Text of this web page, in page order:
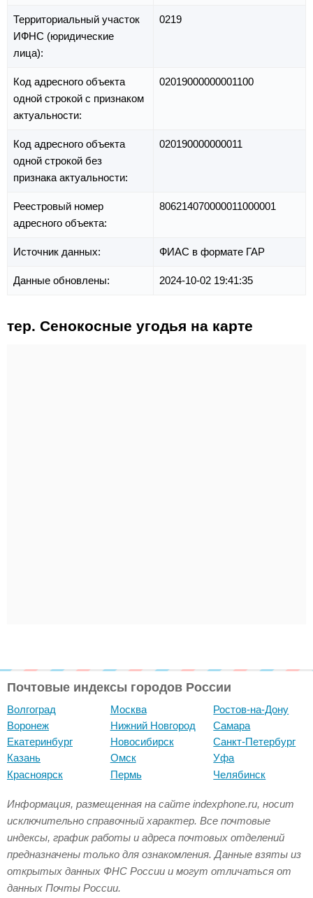
Территориальный участок
ИФНС (юридические
лица):
0219
Код адресного объекта
одной строкой с признаком
актуальности:
02019000000001100
Код адресного объекта
одной строкой без
признака актуальности:
020190000000011
Реестровый номер
адресного объекта:
806214070000011000001
Источник данных: ФИАС в формате ГАР
Данные обновлены: 2024-10-02 19:41:35
тер. Сенокосные угодья на карте
Почтовые индексы городов России
Волгоград
Воронеж
Екатеринбург
Казань
Красноярск
Москва
Нижний Новгород
Новосибирск
Омск
Пермь
Ростов-на-Дону
Самара
Санкт-Петербург
Уфа
Челябинск
Информация, размещенная на сайте indexphone.ru, носит
исключительно справочный характер. Все почтовые
индексы, график работы и адреса почтовых отделений
предназначены только для ознакомления. Данные взяты из
открытых данных ФНС России и могут отличаться от
данных Почты России.